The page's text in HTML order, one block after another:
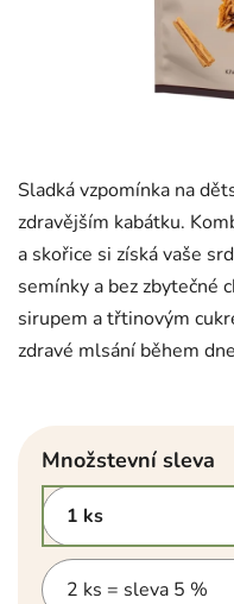
Sladká vzpomínka na
zdravějším kabátku.
a skořice si získá vaše
semínky a bez zbytečné
sirupem a třtinovým
zdravé mlsání během
Množstevní sleva
1 ks
2 ks = sleva 5 %